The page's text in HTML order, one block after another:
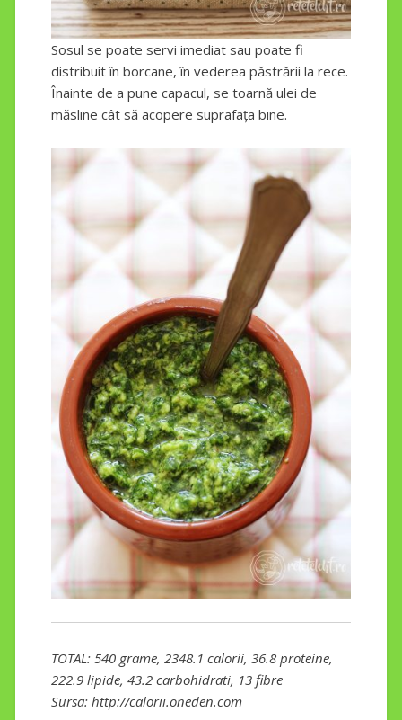
Sosul se poate servi imediat sau poate fi
distribuit în borcane, în vederea păstrării la rece.
Înainte de a pune capacul, se toarnă ulei de
măsline cât să acopere suprafața bine.
TOTAL: 540 grame, 2348.1 calorii, 36.8 proteine,
222.9 lipide, 43.2 carbohidrati, 13 fibre
Sursa: http://calorii.oneden.com